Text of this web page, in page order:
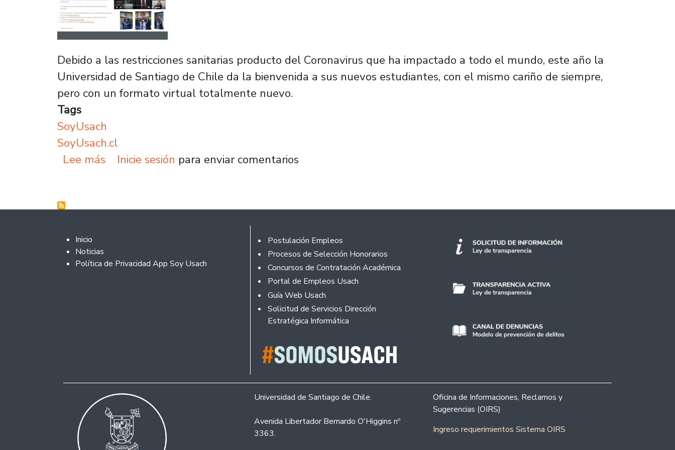
Debido a las restricciones sanitarias producto del Coronavirus que ha impactado a todo el mundo, este año la
Universidad de Santiago de Chile da la bienvenida a sus nuevos estudiantes, con el mismo cariño de siempre,
pero con un formato virtual totalmente nuevo.
Tags
SoyUsach
SoyUsach.cl
Lee más sobre Universidad de Santiago brinda inédita bienvenida virtual a sus nuevos estudiantes
Inicie sesión para enviar comentarios
Footer 2
Inicio
Noticias
Política de Privacidad App Soy Usach
Footer
Postulación Empleos
Procesos de Selección Honorarios
Concursos de Contratación Académica
Portal de Empleos Usach
Guía Web Usach
Solicitud de Servicios Dirección
Estratégica Informática
Universidad de Santiago de Chile.
Avenida Libertador Bernardo O'Higgins nº
3363.
Oficina de Informaciones, Reclamos y
Sugerencias (OIRS)
Ingreso requerimientos Sistema OIRS